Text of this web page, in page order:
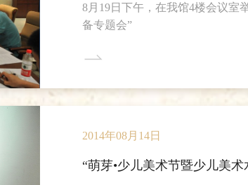
8月19日下午，在我馆4楼会议室
备专题会”
2014年08月14日
“萌芽•少儿美术节暨少儿美